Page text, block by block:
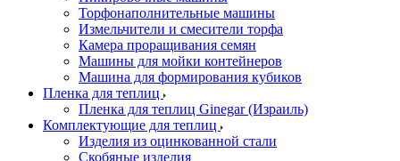
Торфонаполнительные машины
Измельчители и смесители торфа
Камера проращивания семян
Машины для мойки контейнеров
Машина для формирования кубиков
Пленка для теплиц
Пленка для теплиц Ginegar (Израиль)
Комплектующие для теплиц
Изделия из оцинкованной стали
Скобяные изделия